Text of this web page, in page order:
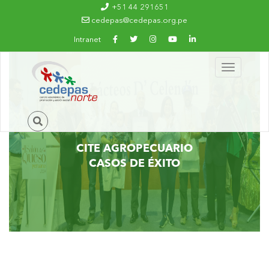
+51 44 291651
cedepas@cedepas.org.pe
Intranet
Toggle
navigation
CITE AGROPECUARIO
CASOS DE ÉXITO